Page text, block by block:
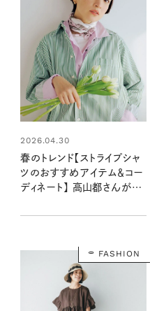
2026.04.30
春のトレンド【ストライプシャ
ツのおすすめアイテム＆コー
ディネート】 高山都さんが着
FASHION